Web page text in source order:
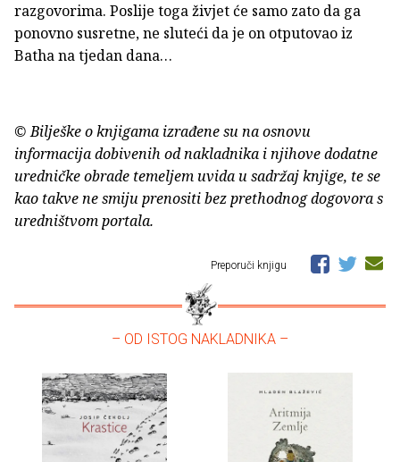
razgovorima. Poslije toga živjet će samo zato da ga
ponovno susretne, ne sluteći da je on otputovao iz
Batha na tjedan dana…
© Bilješke o knjigama izrađene su na osnovu
informacija dobivenih od nakladnika i njihove dodatne
uredničke obrade temeljem uvida u sadržaj knjige, te se
kao takve ne smiju prenositi bez prethodnog dogovora s
uredništvom portala.
Preporuči knjigu
– OD ISTOG NAKLADNIKA –